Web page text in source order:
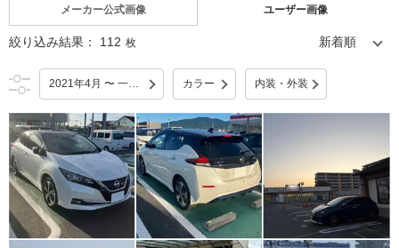
メーカー公式画像 ユーザー画像
絞り込み結果： 112 枚
2021年4月 〜 一部改良 カラー 内装・外装